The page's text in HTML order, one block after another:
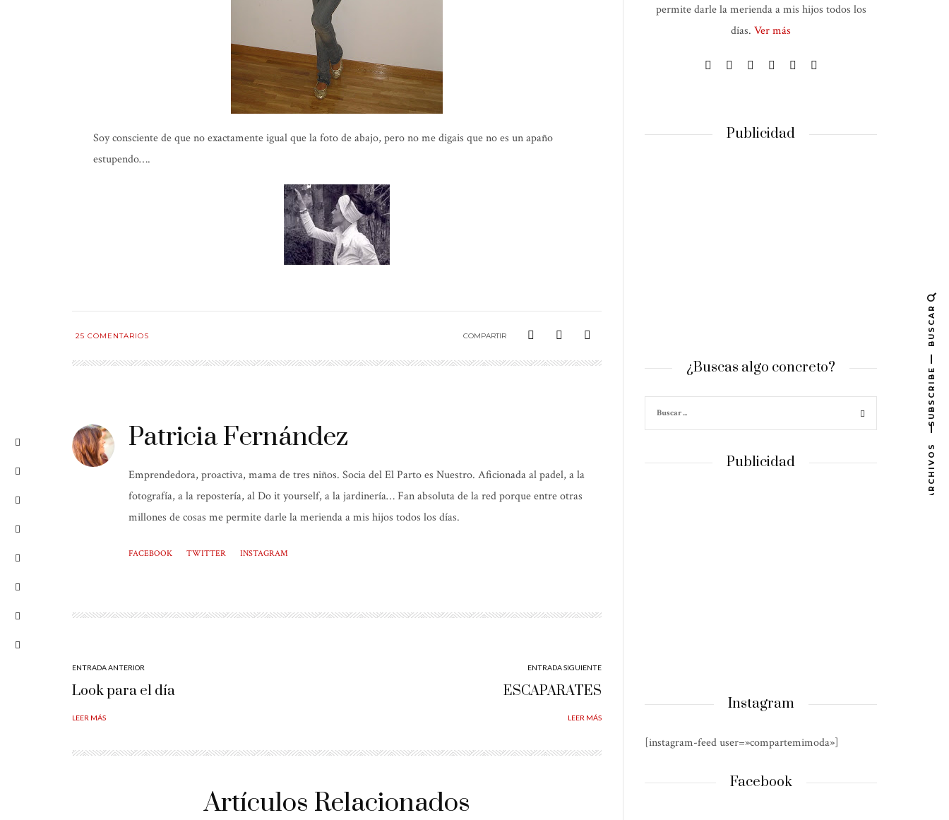
Soy consciente de que no exactamente igual que la foto de abajo, pero no me digais que no es un apaño
estupendo….
25 COMENTARIOS COMPARTIR
Patricia Fernández
Emprendedora, proactiva, mama de tres niños. Socia del El Parto es Nuestro. Aficionada al padel, a la
fotografía, a la repostería, al Do it yourself, a la jardinería… Fan absoluta de la red porque entre otras
millones de cosas me permite darle la merienda a mis hijos todos los días.
FACEBOOK TWITTER INSTAGRAM
ENTRADA ANTERIOR
Look para el día
LEER MÁS
ENTRADA SIGUIENTE
ESCAPARATES
LEER MÁS
Artículos Relacionados
permite darle la merienda a mis hijos todos los
días. Ver más
Publicidad
¿Buscas algo concreto?
Publicidad
Instagram
[instagram-feed user=»compartemimoda»]
Facebook
BUSCAR
SUBSCRIBE
ARCHIVOS